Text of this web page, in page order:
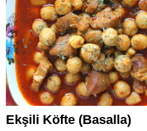
Ekşili Köfte (Basalla)